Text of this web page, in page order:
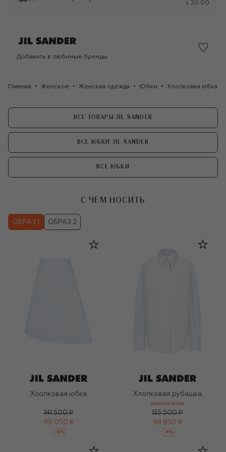
c 20:00
Добавить в любимые бренды
Главная Женское Женская одежда Юбки Хлопковая юбка
ВСЕ ТОВАРЫ JIL SANDER
ВСЕ ЮБКИ JIL SANDER
ВСЕ ЮБКИ
С ЧЕМ НОСИТЬ
ОБРАЗ 1 ОБРАЗ 2
Хлопковая юбка
141 500 ₽
99 050 ₽
-30%
Хлопковая рубашка
FASHION SHOW
135 500 ₽
94 850 ₽
-30%